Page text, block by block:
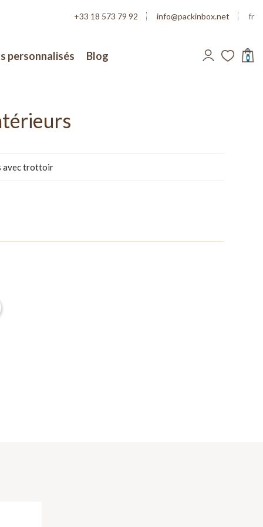
+33 18 573 79 92 info@packinbox.net fr
personnalisés Blog 0
avec trottoir